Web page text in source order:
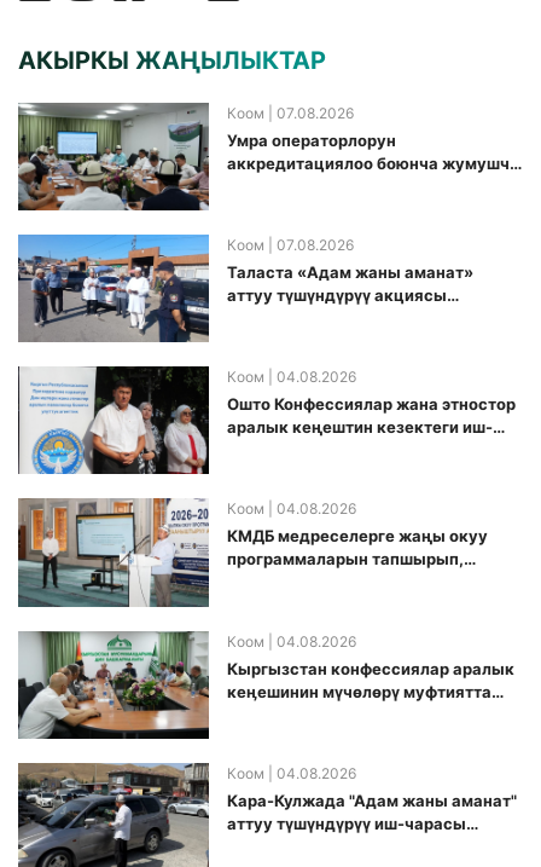
АКЫРКЫ ЖАҢЫЛЫКТАР
Коом | 07.08.2026
Умра операторлорун
аккредитациялоо боюнча жумушчу
Коом | 07.08.2026
Таласта «Адам жаны аманат»
аттуу түшүндүрүү акциясы
Коом | 04.08.2026
Ошто Конфессиялар жана этностор
аралык кеңештин кезектеги иш-
Коом | 04.08.2026
КМДБ медреселерге жаңы окуу
программаларын тапшырып,
Коом | 04.08.2026
Кыргызстан конфессиялар аралык
кеӊешинин мүчөлөрү муфтиятта
Коом | 04.08.2026
Кара-Кулжада "Адам жаны аманат"
аттуу түшүндүрүү иш-чарасы